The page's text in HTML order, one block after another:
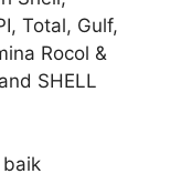
Total, Gulf,
Rocol &
SHELL